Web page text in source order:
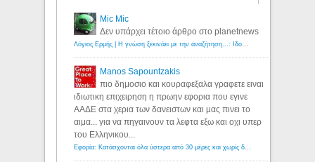
Mic Mic
Δεν υπάρχει τέτοιο άρθρο στο planetnews
Λόγιος Ερμής | Η γνώση ξεκινάει με την αναζήτηση...: Ιδού οι 18 που χρωστούν 11 δις ευρώ!
Manos Sapountzakis
πιο δημοσιο και κουραφεξαλα γραφετε ειναι
ιδιωτικη επιχειρηση η πρωην εφορια που εγινε
ΑΑΔΕ στα χερια των δανειστων και μας πινει το
αιμα... για να πηγαινουν τα λεφτα εξω και οχι υπερ
του Ελληνικου...
Εφορία: Κατάσχονται όλα ύστερα από 30 μέρες και χωρίς δικαστικές αποφάσεις - Λόγιος Ερμής